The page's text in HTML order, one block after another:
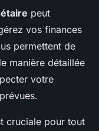
peut
vos finances
permettent de
manière détaillée
votre
cruciale pour tout